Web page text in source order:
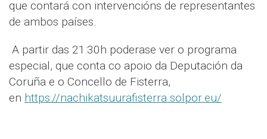
que contará con intervencións de representantes
de ambos países.
A partir das 21:30h poderase ver o programa
especial, que conta co apoio da Deputación da
Coruña e o Concello de Fisterra,
en https://nachikatsuurafisterra.solpor.eu/